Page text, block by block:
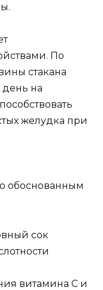
По
стакана
день на
желудка при
обоснованным
сок
витамина С и